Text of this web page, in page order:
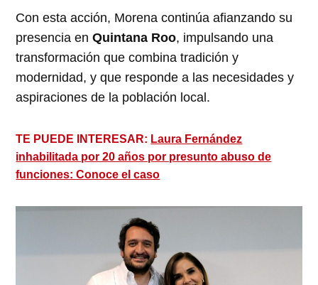
Con esta acción, Morena continúa afianzando su
presencia enQuintana Roo, impulsando una
transformación que combina tradición y
modernidad, y que responde a las necesidades y
aspiraciones de la población local.
TE PUEDE INTERESAR: Laura Fernández
inhabilitada por 20 años por presunto abuso de
funciones: Conoce el caso